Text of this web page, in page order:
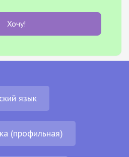
Хочу!
язык
(профильная)